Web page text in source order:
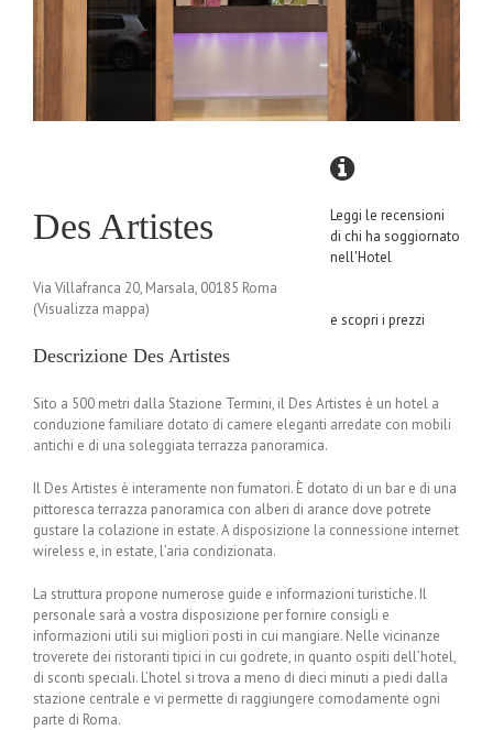
Leggi le recensioni
di chi ha soggiornato
nell'Hotel
e scopri i prezzi
Des Artistes
Via Villafranca 20, Marsala, 00185 Roma
(Visualizza mappa)
Descrizione Des Artistes
Sito a 500 metri dalla Stazione Termini, il Des Artistes è un hotel a
conduzione familiare dotato di camere eleganti arredate con mobili
antichi e di una soleggiata terrazza panoramica.
Il Des Artistes è interamente non fumatori. È dotato di un bar e di una
pittoresca terrazza panoramica con alberi di arance dove potrete
gustare la colazione in estate. A disposizione la connessione internet
wireless e, in estate, l’aria condizionata.
La struttura propone numerose guide e informazioni turistiche. Il
personale sarà a vostra disposizione per fornire consigli e
informazioni utili sui migliori posti in cui mangiare. Nelle vicinanze
troverete dei ristoranti tipici in cui godrete, in quanto ospiti dell’hotel,
di sconti speciali. L’hotel si trova a meno di dieci minuti a piedi dalla
stazione centrale e vi permette di raggiungere comodamente ogni
parte di Roma.